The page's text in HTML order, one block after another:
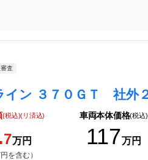
査
(税込)(リ済込)
7万円
を含む）
車両本体価格(税込)
117万円